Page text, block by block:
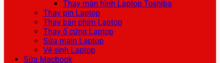
Thay màn hình Laptop Toshiba
Thay pin Laptop
Thay bàn phím Laptop
Thay ổ cứng Laptop
Sửa main Laptop
Vệ sinh Laptop
Sửa Macbook